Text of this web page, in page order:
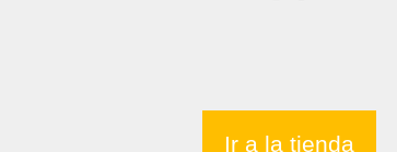
Ir a la tienda